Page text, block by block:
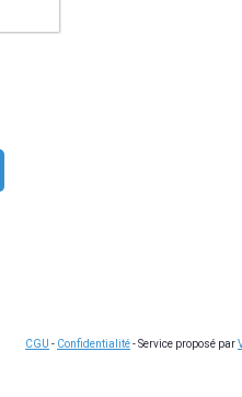
CGU - Confidentialité- Service proposé par